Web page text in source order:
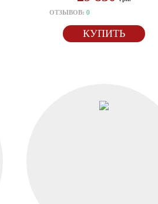
ОТЗЫВОВ: 0
КУПИТЬ